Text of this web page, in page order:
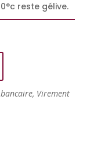
reste gélive.
Virement